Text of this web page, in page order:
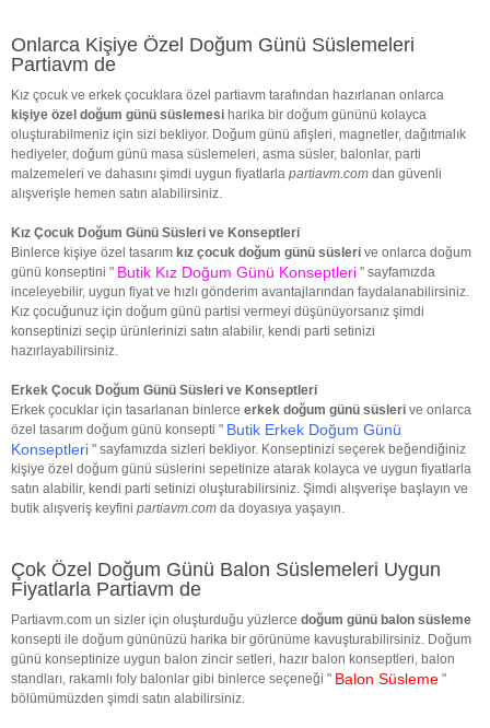
Onlarca Kişiye Özel Doğum Günü Süslemeleri
Partiavm de
Kız çocuk ve erkek çocuklara özel partiavm tarafından hazırlanan onlarca
kişiye özel doğum günü süslemesi harika bir doğum gününü kolayca
oluşturabilmeniz için sizi bekliyor. Doğum günü afişleri, magnetler, dağıtmalık
hediyeler, doğum günü masa süslemeleri, asma süsler, balonlar, parti
malzemeleri ve dahasını şimdi uygun fiyatlarla partiavm.com dan güvenli
alışverişle hemen satın alabilirsiniz.
Kız Çocuk Doğum Günü Süsleri ve Konseptleri
Binlerce kişiye özel tasarım kız çocuk doğum günü süsleri ve onlarca doğum
günü konseptini " Butik Kız Doğum Günü Konseptleri " sayfamızda
inceleyebilir, uygun fiyat ve hızlı gönderim avantajlarından faydalanabilirsiniz.
Kız çocuğunuz için doğum günü partisi vermeyi düşünüyorsanız şimdi
konseptinizi seçip ürünlerinizi satın alabilir, kendi parti setinizi
hazırlayabilirsiniz.
Erkek Çocuk Doğum Günü Süsleri ve Konseptleri
Erkek çocuklar için tasarlanan binlerce erkek doğum günü süsleri ve onlarca
özel tasarım doğum günü konsepti " Butik Erkek Doğum Günü
Konseptleri " sayfamızda sizleri bekliyor. Konseptinizi seçerek beğendiğiniz
kişiye özel doğum günü süslerini sepetinize atarak kolayca ve uygun fiyatlarla
satın alabilir, kendi parti setinizi oluşturabilirsiniz. Şimdi alışverişe başlayın ve
butik alışveriş keyfini partiavm.com da doyasıya yaşayın.
Çok Özel Doğum Günü Balon Süslemeleri Uygun
Fiyatlarla Partiavm de
Partiavm.com un sizler için oluşturduğu yüzlerce doğum günü balon süsleme
konsepti ile doğum gününüzü harika bir görünüme kavuşturabilirsiniz. Doğum
günü konseptinize uygun balon zincir setleri, hazır balon konseptleri, balon
standları, rakamlı foly balonlar gibi binlerce seçeneği " Balon Süsleme "
bölümümüzden şimdi satın alabilirsiniz.